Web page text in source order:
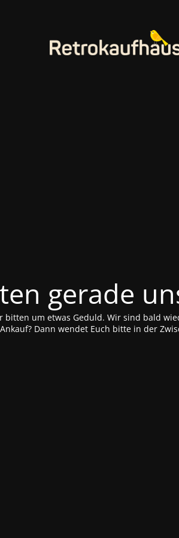
gerade
bitten um etwas Geduld. Wir sind bald
Dann wendet Euch bitte in der